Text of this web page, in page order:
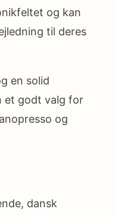
og kan
til deres
en solid
et godt valg for
og
dansk